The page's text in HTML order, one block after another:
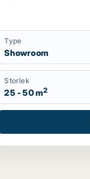
Type
Showroom
Storlek
25 - 50 m2